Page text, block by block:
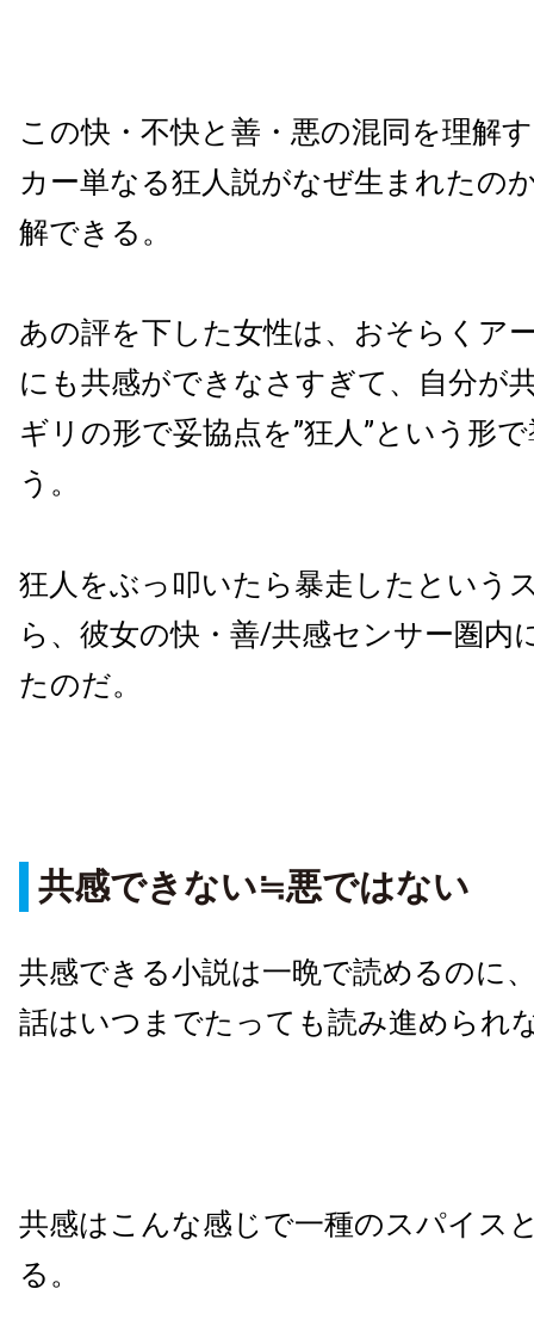
この快・不快と善・悪の混同を理解
カー単なる狂人説がなぜ生まれたの
解できる。
あの評を下した女性は、おそらくア
にも共感ができなさすぎて、自分が
ギリの形で妥協点を”狂人”という形
う。
狂人をぶっ叩いたら暴走したという
ら、彼女の快・善/共感センサー圏内
たのだ。
共感できない≒悪ではない
共感できる小説は一晩で読めるのに
話はいつまでたっても読み進められ
共感はこんな感じで一種のスパイス
る。